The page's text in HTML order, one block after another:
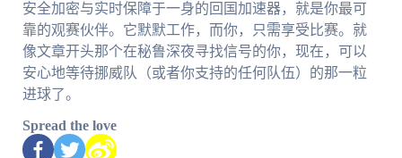
安全加密与实时保障于一身的回国加速器，就是你最可
靠的观赛伙伴。它默默工作，而你，只需享受比赛。就
像文章开头那个在秘鲁深夜寻找信号的你，现在，可以
安心地等待挪威队（或者你支持的任何队伍）的那一粒
进球了。
Spread the love